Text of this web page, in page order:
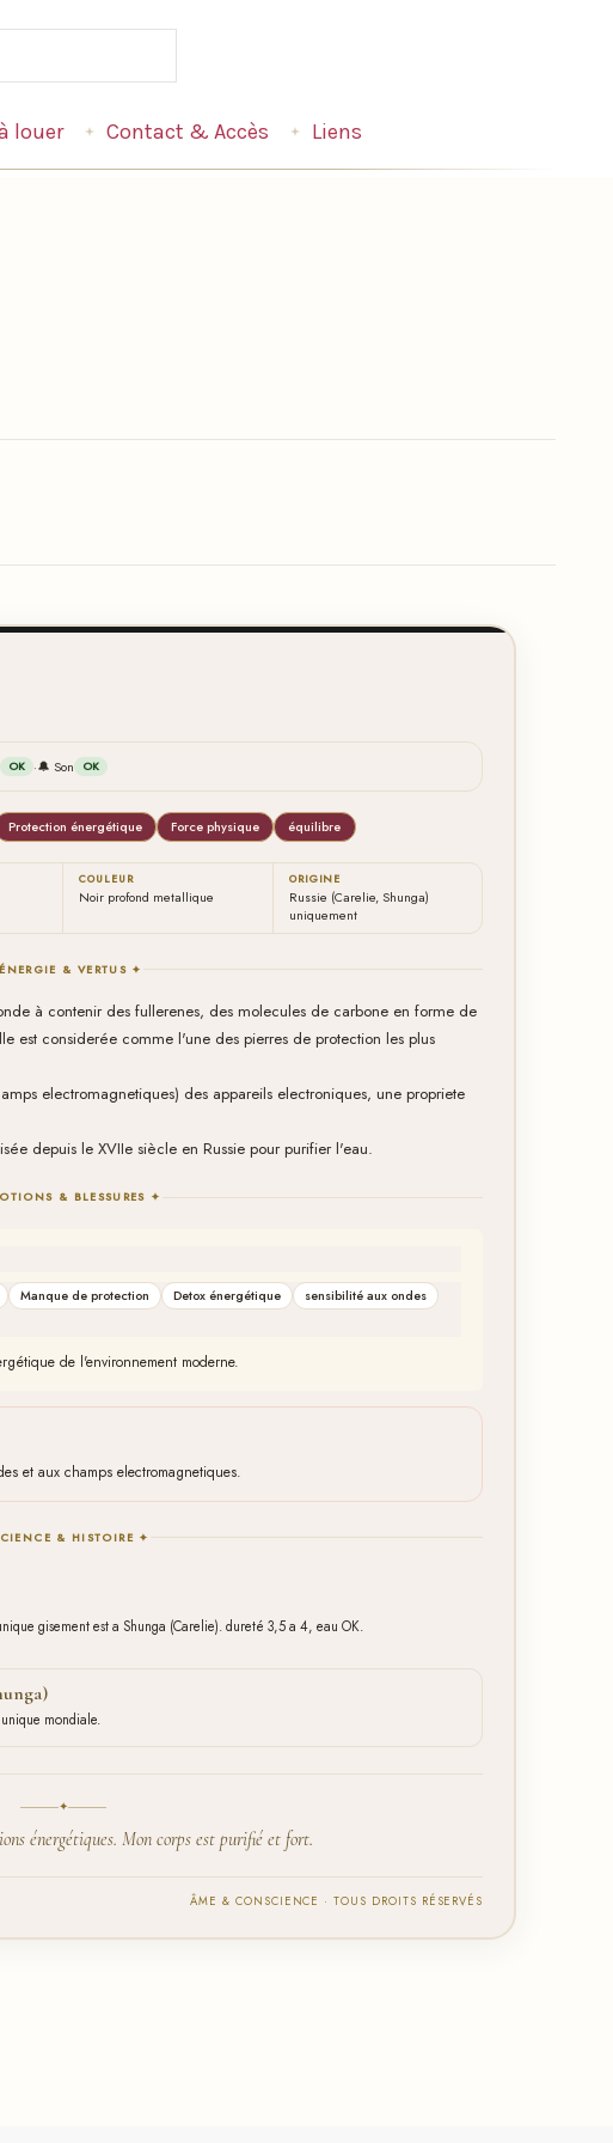
louer Contact & Accès Liens
OK ·🔔 Son OK
Protection énergétique Force physique équilibre
COULEUR
Noir profond metallique
ORIGINE
Russie (Carelie, Shunga)
uniquement
& VERTUS ✦
à contenir des fullerenes, des molecules de carbone en forme de
est considerée comme l'une des pierres de protection les plus
electromagnetiques) des appareils electroniques, une propriete
depuis le XVIIe siècle en Russie pour purifier l'eau.
& BLESSURES ✦
Manque de protection Detox énergétique
sensibilité aux ondes
de l'environnement moderne.
et aux champs electromagnetiques.
& HISTOIRE ✦
gisement est a Shunga (Carelie). dureté 3,5 a 4, eau OK.
mondiale.
✦
énergétiques. Mon corps est purifié et fort.
ÂME & CONSCIENCE · TOUS DROITS RÉSERVÉS